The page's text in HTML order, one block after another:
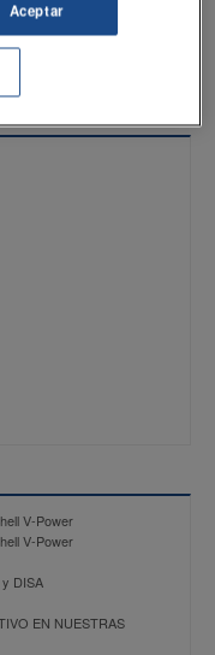
V-Power
V-Power
DISA
EN NUESTRAS
Aceptar